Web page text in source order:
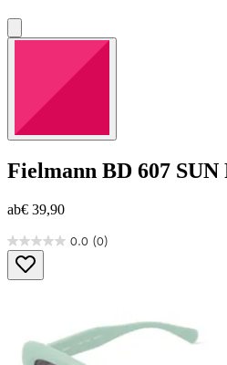
Fielmann BD 607
ab€ 39,90
0.0 (0)
0.0
von
5